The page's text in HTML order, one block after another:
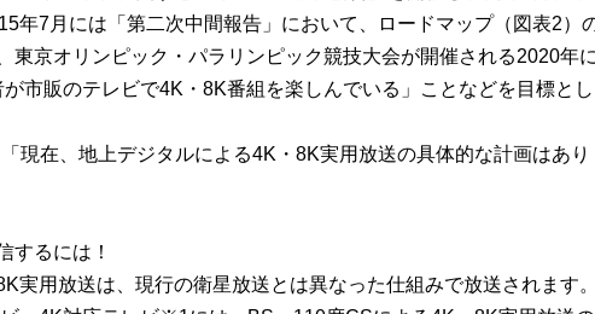
年7月には「第二次中間報告」において、ロードマップ（図表2）
東京オリンピック・パラリンピック競技大会が開催される2020年に
市販のテレビで4K・8K番組を楽しんでいる」ことなどを目標とし
現在、地上デジタルによる4K・8K実用放送の具体的な計画はあり
するには！
実用放送は、現行の衛星放送とは異なった仕組みで放送されます。